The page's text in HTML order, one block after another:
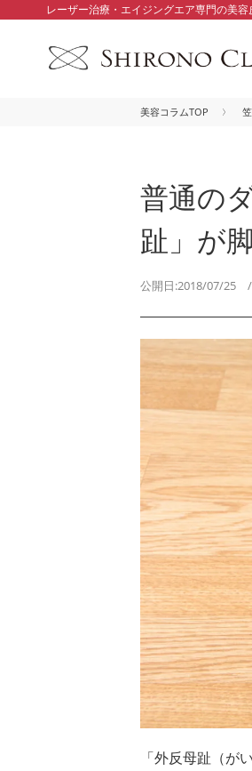
レーザー治療・エイジングエア専門の美
美容コラムTOP
普通の
趾」が
公開日:2018/07/25
「外反母趾（が